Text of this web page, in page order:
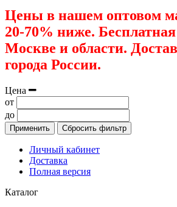
Цены в нашем оптовом
20-70% ниже.
Москве и области.
города России.
Цена
от
до
Применить Сбросить фильтр
Личный кабинет
Доставка
Полная версия
Каталог